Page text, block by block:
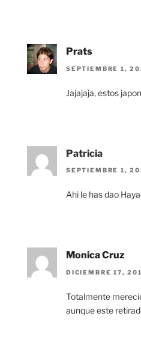
Prats
SEPTIEMBRE 1,
Jajajaja, estos
Patricia
SEPTIEMBRE 1,
Ahi le has dao
Monica Cruz
DICIEMBRE 17,
Totalmente
aunque este